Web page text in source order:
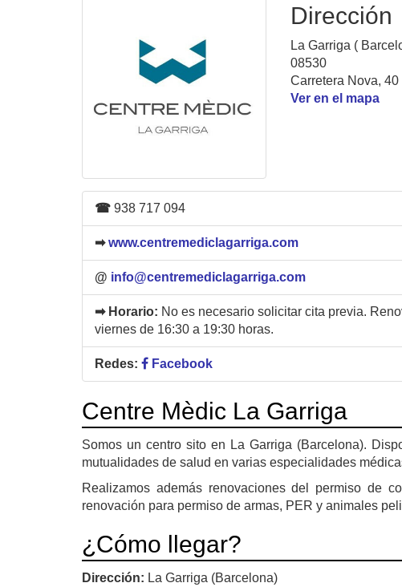
Dirección
La Garriga (
08530
Carretera Nova, 40
Ver en el mapa
☎ 938 717 094
➡ www.centremediclagarriga.com
@ info@centremediclagarriga.com
➡ Horario: No es necesario solicitar cita previa.
viernes de 16:30 a 19:30 horas.
Redes: Facebook
Centre Mèdic La Garriga
Somos un centro sito en La Garriga (Barcelona).
mutualidades de salud en varias especialidades
Realizamos además renovaciones del permiso de
renovación para permiso de armas, PER y animales
¿Cómo llegar?
Dirección: La Garriga (Barcelona)